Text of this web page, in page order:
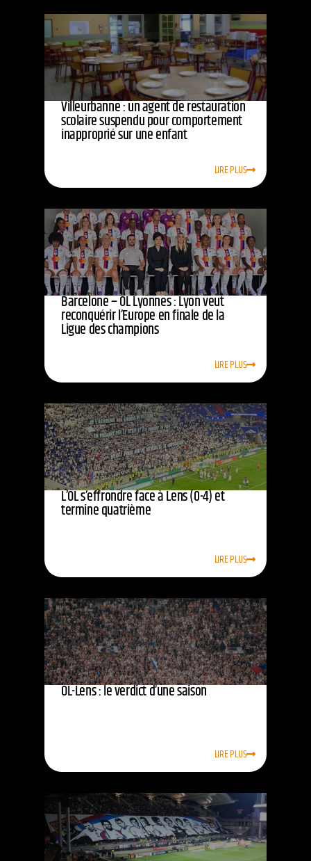
Villeurbanne : un agent de restauration
scolaire suspendu pour comportement
inapproprié sur une enfant
LIRE PLUS
Barcelone – OL Lyonnes : Lyon veut
reconquérir l’Europe en finale de la
Ligue des champions
LIRE PLUS
L’OL s’effrondre face à Lens (0-4) et
termine quatrième
LIRE PLUS
OL-Lens : le verdict d’une saison
LIRE PLUS